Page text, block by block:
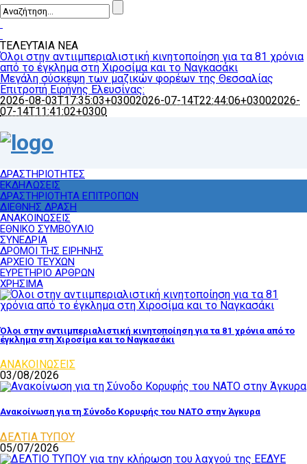
ΤΕΛΕΥΤΑΙΑ ΝΕΑ
Όλοι στην αντιιμπεριαλιστική κινητοποίηση για τα 81 χρόνια
από το έγκλημα στη Χιροσίμα και το Ναγκασάκι
Μεγάλη σύσκεψη των μαζικών φορέων της Θεσσαλίας
Επιτροπή Ειρήνης Ελευσίνας:
2026-08-03T17:35:03+03002026-07-14T22:44:06+03002026-
07-14T11:41:02+0300
ΔΡΑΣΤΗΡΙΟΤΗΤΕΣ
ΕΚΔΗΛΩΣΕΙΣ
ΔΡΑΣΤΗΡΙΟΤΗΤΑ ΕΠΙΤΡΟΠΩΝ
ΔΙΕΘΝΗΣ ΔΡΑΣΗ
ΑΝΑΚΟΙΝΩΣΕΙΣ
ΕΘΝΙΚΟ ΣΥΜΒΟΥΛΙΟ
ΣΥΝΕΔΡΙΑ
ΔΡΟΜΟΙ ΤΗΣ ΕΙΡΗΝΗΣ
ΑΡΧΕΙΟ ΤΕΥΧΩΝ
ΕΥΡΕΤΗΡΙΟ ΑΡΘΡΩΝ
ΧΡΗΣΙΜΑ
Όλοι στην αντιιμπεριαλιστική κινητοποίηση για τα 81 χρόνια από το
έγκλημα στη Χιροσίμα και το Ναγκασάκι
ΑΝΑΚΟΙΝΩΣΕΙΣ
03/08/2026
Ανακοίνωση για τη Σύνοδο Κορυφής του ΝΑΤΟ στην Άγκυρα
ΔΕΛΤΙΑ ΤΥΠΟΥ
05/07/2026